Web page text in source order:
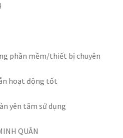
phần mềm/thiết bị chuyên
hoạt động tốt
yên tâm sử dụng
QUÂN